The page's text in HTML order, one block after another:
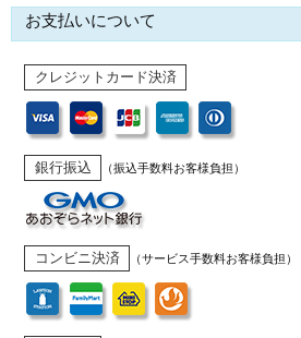
お支払いについて
クレジットカード決済
銀行振込 （振込手数料お客様負担）
コンビニ決済 （サービス手数料お客様負担）